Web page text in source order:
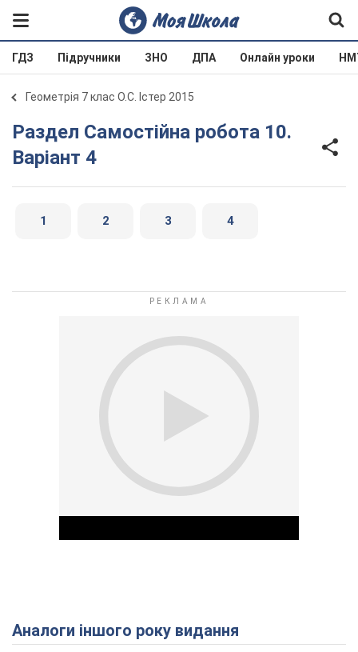
ГДЗ Підручники ЗНО ДПА Онлайн уроки
Геометрія 7 клас О.С. Істер 2015
Раздел Самостійна робота 10.
Варіант 4
1 2 3 4
Play Video
Аналоги іншого року видання